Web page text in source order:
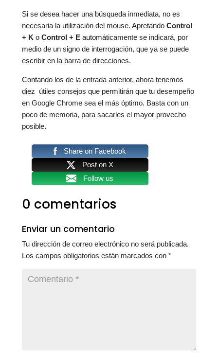
Si se desea hacer una búsqueda inmediata, no es
necesaria la utilización del mouse. Apretando Control
+ K o Control + E automáticamente se indicará, por
medio de un signo de interrogación, que ya se puede
escribir en la barra de direcciones.
Contando los de la entrada anterior, ahora tenemos
diez útiles consejos que permitirán que tu desempeño
en Google Chrome sea el más óptimo. Basta con un
poco de memoria, para sacarles el mayor provecho
posible.
Share on Facebook
Post on X
Follow us
0 comentarios
Enviar un comentario
Tu dirección de correo electrónico no será publicada.
Los campos obligatorios están marcados con *